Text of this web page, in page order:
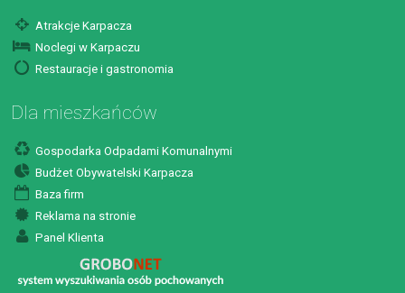
Atrakcje Karpacza
Noclegi w Karpaczu
Restauracje i gastronomia
Dla mieszkańców
Gospodarka Odpadami Komunalnymi
Budżet Obywatelski Karpacza
Baza firm
Reklama na stronie
Panel Klienta